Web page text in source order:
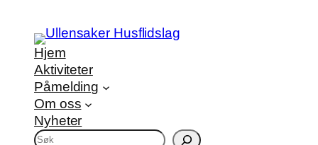
Hjem
Aktiviteter
Påmelding
Om oss
Nyheter
S